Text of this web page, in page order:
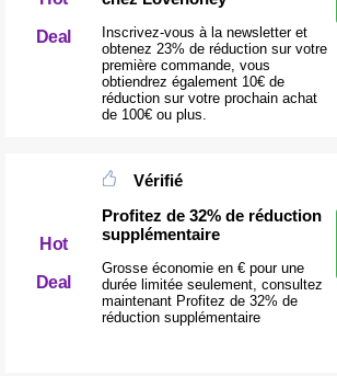
Deal
Inscrivez-vous à la newsletter et
obtenez 23% de réduction sur votre
première commande, vous
obtiendrez également 10€ de
réduction sur votre prochain achat
de 100€ ou plus.
Hot
Deal
Vérifié
Profitez de 32% de réduction
supplémentaire
Grosse économie en € pour une
durée limitée seulement, consultez
maintenant Profitez de 32% de
réduction supplémentaire